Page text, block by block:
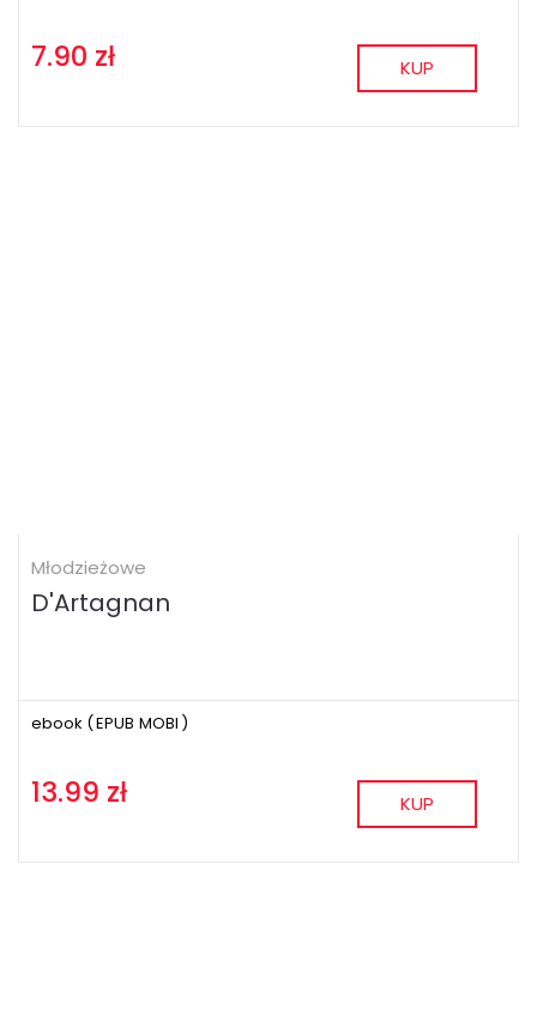
7.90 zł KUP
Młodzieżowe
D'Artagnan
ebook (EPUB MOBI )
13.99 zł KUP